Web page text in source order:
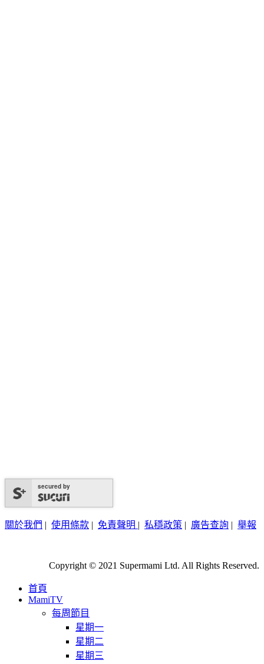
secured by
關於我們 | 使用條款 | 免責聲明 | 私穩政策 | 廣告查詢 | 舉報
Copyright © 2021 Supermami Ltd. All Rights Reserved.
首頁
MamiTV
每周節目
星期一
星期二
星期三